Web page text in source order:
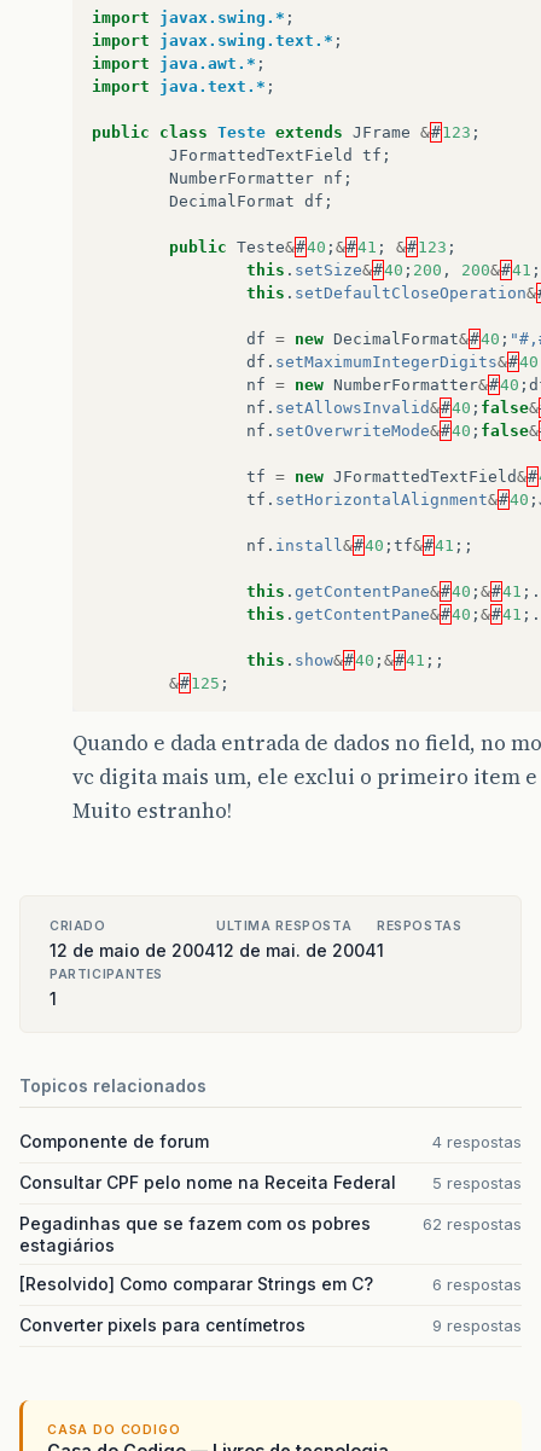
import javax.swing.* ;
import
javax.swing.text.* ;
import
java.awt.* ;
import
java.text.* ;
public class Teste extends JFrame &#123 ;
JFormattedTextField
tf ;
NumberFormatter nf ;
DecimalFormat df ;
public Teste&#40 ; &#41 ; &#123 ;
this . setSize&#40 ; 200 , 200&#41
this . setDefaultCloseOperation&
df = new DecimalFormat&#40 ;
df . setMaximumIntegerDigits&#40
nf = new NumberFormatter&#40 ;
nf . setAllowsInvalid&#40 ; false&
nf . setOverwriteMode&#40 ; false&
tf = new JFormattedTextField&#
tf . setHorizontalAlignment&#40 ;
nf . install&#40 ; tf&#41 ;;
this . getContentPane&#40 ; &#41 ;.
this . getContentPane&#40 ; &#41 ;.
this . show&#40 ; &#41 ;;
&#125 ;
public static void main String
new Teste &#40;& #41 ;;
& # 125;
#
Quando e dada entrada de dados no field, no
vc digita mais um, ele exclui o primeiro item e
Muito estranho!
CRIADO
12 de maio de 2004
ULTIMA RESPOSTA
12 de mai. de 2004
RESPOSTAS
1
PARTICIPANTES
1
Topicos relacionados
Componente de forum 4 respostas
Consultar CPF pelo nome na Receita Federal 5 respostas
Pegadinhas que se fazem com os pobres
estagiários
62 respostas
[Resolvido] Como comparar Strings em C? 6 respostas
Converter pixels para centímetros 9 respostas
CASA DO CODIGO